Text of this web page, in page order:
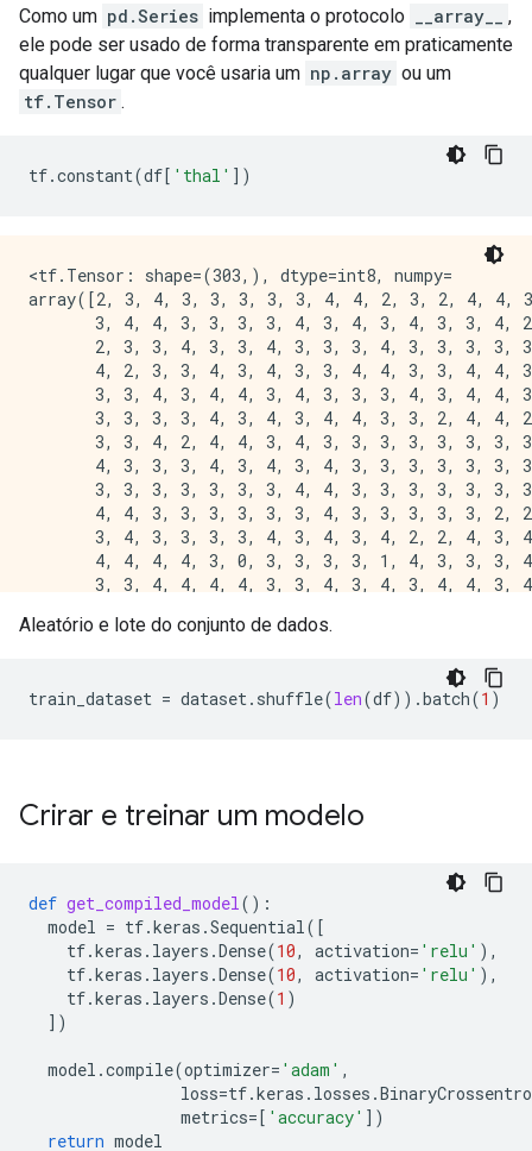
Como um pd.Series implementa o protocolo __array__
,
ele pode ser usado de forma transparente em praticamente
qualquer lugar que você usaria um np.array ou um
tf.Tensor .
tf.constant(df[ 'thal' ])
<tf.Tensor: shape=(303,), dtype=int8, numpy=
array([2, 3, 4, 3, 3, 3, 3, 3, 4, 4, 2, 3, 2, 4, 4,
3, 4, 4, 3, 3, 3, 3, 4, 3, 4, 3, 4, 3, 3, 4,
2, 3, 3, 4, 3, 3, 4, 3, 3, 3, 4, 3, 3, 3, 3,
4, 2, 3, 3, 4, 3, 4, 3, 3, 4, 4, 3, 3, 4, 4,
3, 3, 4, 3, 4, 4, 3, 4, 3, 3, 3, 4, 3, 4, 4,
3, 3, 3, 3, 4, 3, 4, 3, 4, 4, 3, 3, 2, 4, 4,
3, 3, 4, 2, 4, 4, 3, 4, 3, 3, 3, 3, 3, 3, 3,
4, 3, 3, 3, 4, 3, 4, 3, 4, 3, 3, 3, 3, 3, 3,
3, 3, 3, 3, 3, 3, 3, 4, 4, 3, 3, 3, 3, 3, 3,
4, 4, 3, 3, 3, 3, 3, 3, 4, 3, 3, 3, 3, 3, 2,
3, 4, 3, 3, 3, 3, 4, 3, 4, 3, 4, 2, 2, 4, 3,
4, 4, 4, 4, 3, 0, 3, 3, 3, 3, 1, 4, 3, 3, 3,
3, 3, 4, 4, 4, 4, 3, 3, 4, 3, 4, 3, 4, 4, 3,
Aleatório e lote do conjunto de dados.
train_dataset = dataset. shuffle(len(df)) .batch(1 )
Crirar e treinar um modelo
def get_compiled_model():
model = tf.keras .Sequential([
tf.keras . layers .Dense(10, activation= 'relu' ),
tf.keras . layers .Dense(10, activation= 'relu' ),
tf.keras . layers .Dense(1 )
])
model .compile(optimizer= 'adam' ,
loss=tf.keras . losses .
metrics=[ 'accuracy' ])
return model